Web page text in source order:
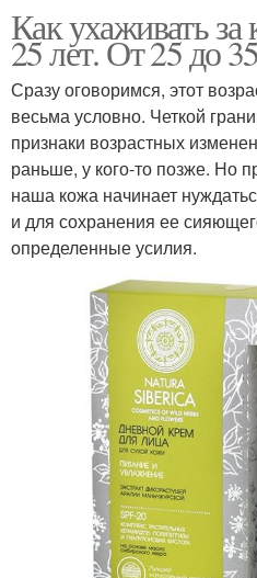
Как ухаживать
25 лет. От 25 до
Сразу оговоримся, этот
весьма условно. Четкой
признаки возрастных
раньше, у кого-то позже. Но
наша кожа начинает
и для сохранения ее
определенные усилия.